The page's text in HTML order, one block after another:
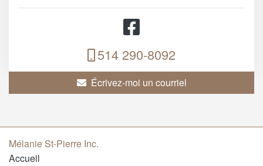
514 290-8092
Écrivez-moi un courriel
Mélanie St-Pierre Inc.
Accueil